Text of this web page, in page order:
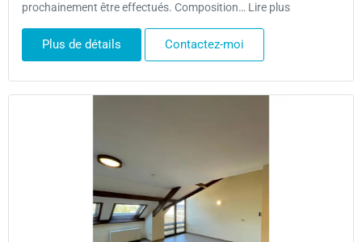
prochainement être effectués. Composition… Lire plus
Plus de détails Contactez-moi